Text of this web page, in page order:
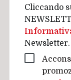
Cliccando
Newsletter.